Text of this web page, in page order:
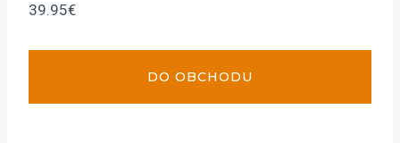
39.95€
DO OBCHODU